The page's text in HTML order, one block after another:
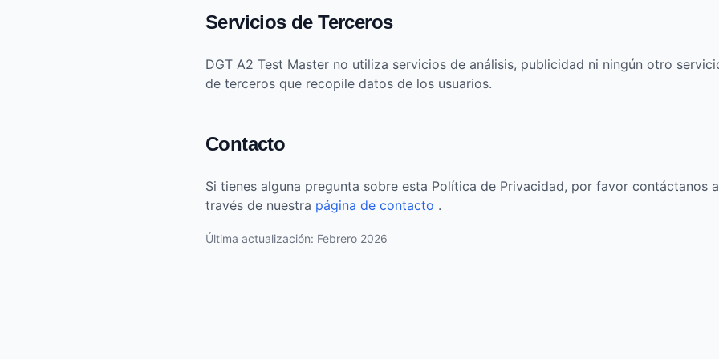
Servicios de Terceros
DGT A2 Test Master no utiliza servicios de análisis, publicidad ni ningún otro
de terceros que recopile datos de los usuarios.
Contacto
Si tienes alguna pregunta sobre esta Política de Privacidad, por favor contáctanos a
través de nuestra página de contacto .
Última actualización: Febrero 2026